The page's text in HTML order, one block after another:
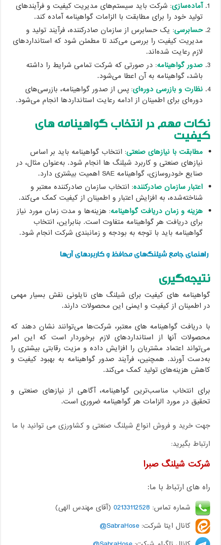
آماده‌سازی: شرکت باید سیستم‌های مدیریت کیفیت و فرآیندهای
تولید خود را برای مطابقت با الزامات گواهینامه آماده کند.
حسابرسی: یک حسابرس از سازمان صادرکننده، فرآیند تولید و
مدیریت کیفیت را بررسی می‌کند تا مطمئن شود که استانداردهای
لازم رعایت شده‌اند.
صدور گواهینامه: در صورتی که شرکت تمامی شرایط را داشته
باشد، گواهینامه به آن اعطا می‌شود.
نظارت و بازرسی دوره‌ای: پس از صدور گواهینامه، بازرسی‌های
دوره‌ای برای اطمینان از ادامه رعایت استانداردها انجام می‌شود.
نکات مهم در انتخاب گواهینامه های
کیفیت
مطابقت با نیازهای صنعتی: انتخاب گواهینامه باید بر اساس
نیازهای صنعتی و کاربرد شیلنگ ها انجام شود. به‌عنوان مثال، در
صنایع خودروسازی، گواهینامه SAE اهمیت بیشتری دارد.
اعتبار سازمان صادرکننده: انتخاب سازمان صادرکننده معتبر و
شناخته‌شده، به افزایش اعتبار و اطمینان از کیفیت کمک می‌کند.
هزینه و زمان دریافت گواهینامه: هزینه‌ها و مدت زمان مورد نیاز
برای دریافت هر گواهینامه متفاوت است. بنابراین، انتخاب
گواهینامه باید با توجه به بودجه و زمانبندی شرکت انجام شود.
راهنمای جامع شیلنگ‌های محافظ و کاربردهای آن‌ها
نتیجه‌گیری
گواهینامه های کیفیت برای شیلنگ های نایلونی نقش بسیار مهمی
در اطمینان از کیفیت و ایمنی این محصولات دارند.
با دریافت گواهینامه های معتبر، شرکت‌ها می‌توانند نشان دهند که
محصولات آنها از استانداردهای لازم برخوردار است که این امر
می‌تواند اعتماد مشتریان را افزایش داده و مزیت رقابتی بیشتری را
به‌دست آورند. همچنین، فرآیند صدور گواهینامه به بهبود کیفیت و
کاهش هزینه‌های تولید کمک می‌کند.
برای انتخاب مناسب‌ترین گواهینامه، آگاهی از نیازهای صنعتی و
تحقیق در مورد الزامات هر گواهینامه ضروری است.
جهت خرید و فروش انواع شیلنگ صنعتی و کشاورزی می توانید با ما
ارتباط بگیرید:
شرکت شیلنگ صبرا
راه های ارتباط با ما:
شماره تماس: 02133112528 (آقای مهندس الهی)
کانال ایتا شرکت:SabraHose@